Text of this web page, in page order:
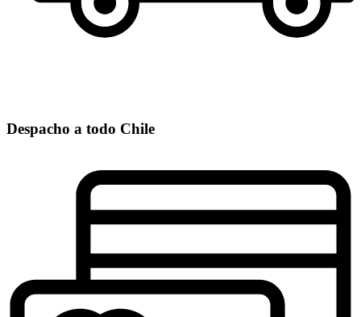
Despacho a todo Chile